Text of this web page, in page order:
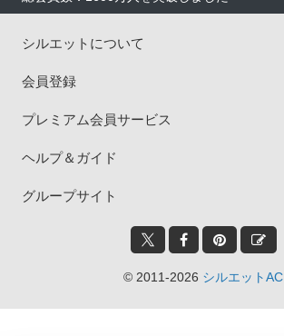
シルエットについて
会員登録
プレミアム会員サービス
ヘルプ＆ガイド
グループサイト
© 2011-2026 シルエットAC